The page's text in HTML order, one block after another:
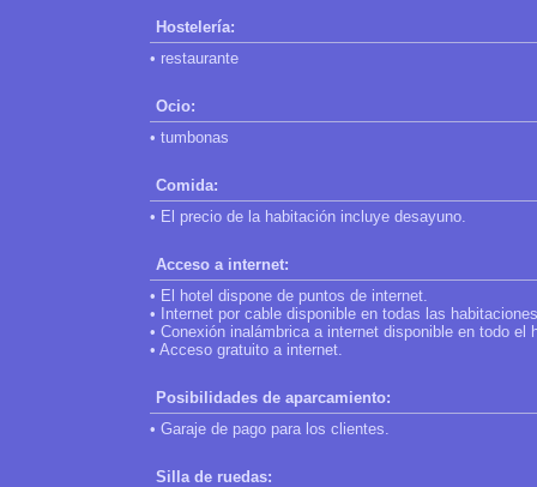
Hostelería:
• restaurante
Ocio:
• tumbonas
Comida:
• El precio de la habitación incluye desayuno.
Acceso a internet:
• El hotel dispone de puntos de internet.
• Internet por cable disponible en todas las
• Conexión inalámbrica a internet disponible en todo el
• Acceso gratuito a internet.
Posibilidades de aparcamiento:
• Garaje de pago para los clientes.
Silla de ruedas: